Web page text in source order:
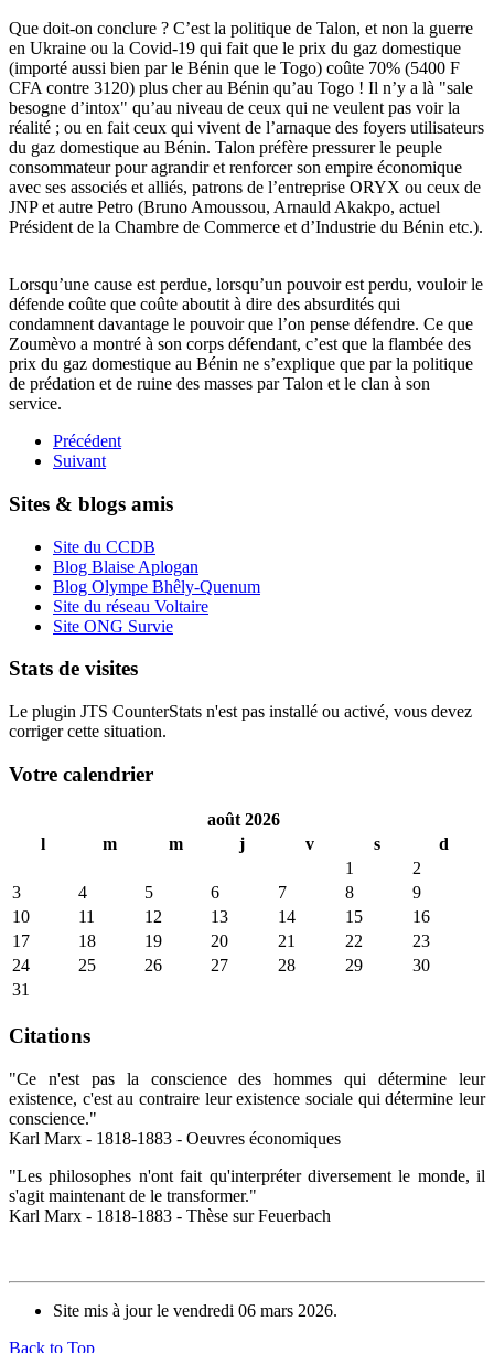
Que doit-on conclure ? C’est la politique de Talon, et non la guerre
en Ukraine ou la Covid-19 qui fait que le prix du gaz domestique
(importé aussi bien par le Bénin que le Togo) coûte 70% (5400 F
CFA contre 3120) plus cher au Bénin qu’au Togo ! Il n’y a là "sale
besogne d’intox" qu’au niveau de ceux qui ne veulent pas voir la
réalité ; ou en fait ceux qui vivent de l’arnaque des foyers utilisateurs
du gaz domestique au Bénin. Talon préfère pressurer le peuple
consommateur pour agrandir et renforcer son empire économique
avec ses associés et alliés, patrons de l’entreprise ORYX ou ceux de
JNP et autre Petro (Bruno Amoussou, Arnauld Akakpo, actuel
Président de la Chambre de Commerce et d’Industrie du Bénin etc.).
Lorsqu’une cause est perdue, lorsqu’un pouvoir est perdu, vouloir le
défende coûte que coûte aboutit à dire des absurdités qui
condamnent davantage le pouvoir que l’on pense défendre. Ce que
Zoumèvo a montré à son corps défendant, c’est que la flambée des
prix du gaz domestique au Bénin ne s’explique que par la politique
de prédation et de ruine des masses par Talon et le clan à son
service.
Précédent
Suivant
Sites & blogs amis
Site du CCDB
Blog Blaise Aplogan
Blog Olympe Bhêly-Quenum
Site du réseau Voltaire
Site ONG Survie
Stats de visites
Le plugin JTS CounterStats n'est pas installé ou activé, vous devez
corriger cette situation.
Votre calendrier
août 2026
l
m m j v s
d
1
2
3
4 5 6 7 8
9
10
11 12 13 14 15
16
17
18 19 20 21 22
23
24
25 26 27 28 29
30
31
Citations
"Ce n'est pas la conscience des hommes qui détermine leur
existence, c'est au contraire leur existence sociale qui détermine leur
conscience."
Karl Marx - 1818-1883 - Oeuvres économiques
"Les philosophes n'ont fait qu'interpréter diversement le monde, il
s'agit maintenant de le transformer."
Karl Marx - 1818-1883 - Thèse sur Feuerbach
Site mis à jour le vendredi 06 mars 2026.
Back to Top